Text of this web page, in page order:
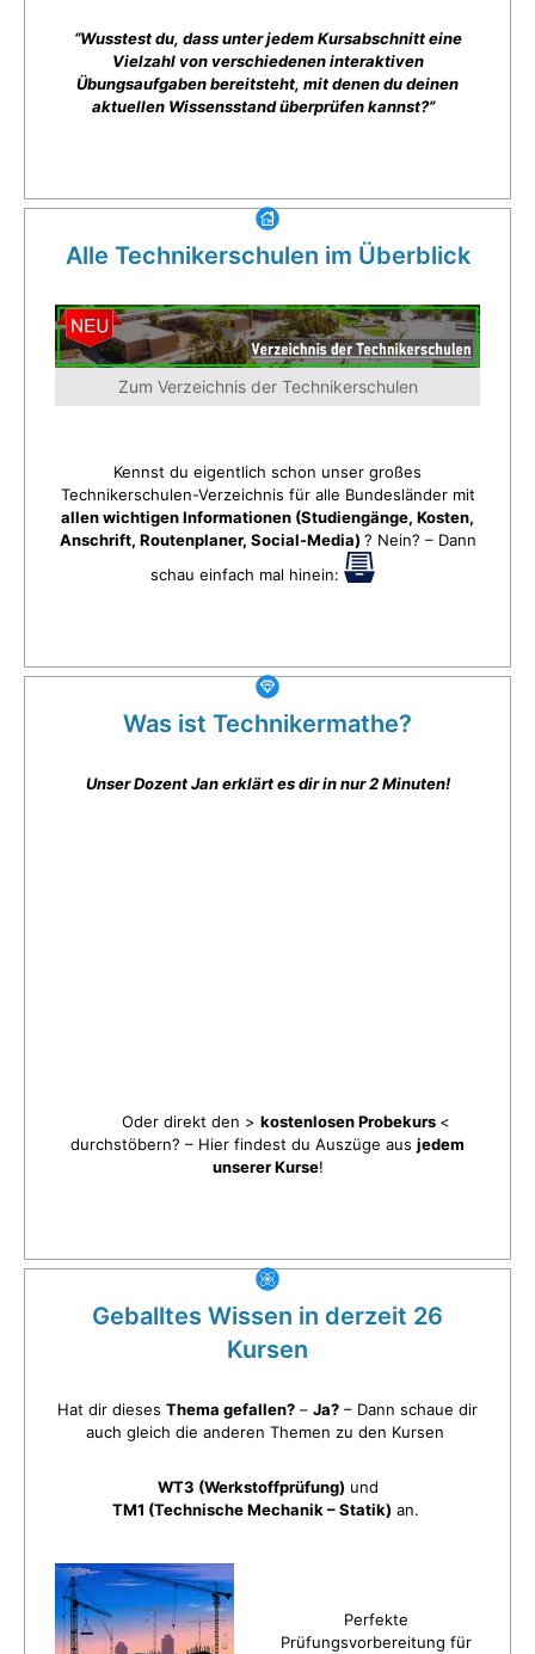
“Wusstest du, dass unter jedem Kursabschnitt eine
Vielzahl von verschiedenen interaktiven
Übungsaufgaben bereitsteht, mit denen du deinen
aktuellen Wissensstand überprüfen kannst?”
Alle Technikerschulen im Überblick
Zum Verzeichnis der Technikerschulen
Kennst du eigentlich schon unser großes
Technikerschulen-Verzeichnis für alle Bundesländer mit
allen wichtigen Informationen (Studiengänge, Kosten,
Anschrift, Routenplaner, Social-Media) ? Nein? – Dann
schau einfach mal hinein:
Was ist Technikermathe?
Unser Dozent Jan erklärt es dir in nur 2 Minuten!
Oder direkt den > kostenlosen Probekurs <
durchstöbern? – Hier findest du Auszüge aus jedem
unserer Kurse!
Geballtes Wissen in derzeit 26
Kursen
Hat dir dieses Thema gefallen? – Ja? – Dann schaue dir
auch gleich die anderen Themen zu den Kursen
WT3 (Werkstoffprüfung) und
TM1 (Technische Mechanik – Statik) an.
Perfekte
Prüfungsvorbereitung für